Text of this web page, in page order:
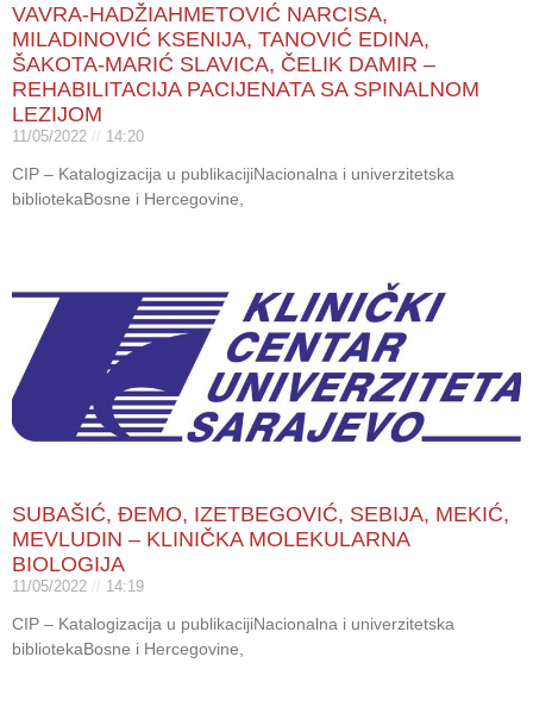
VAVRA-HADŽIAHMETOVIĆ NARCISA,
MILADINOVIĆ KSENIJA, TANOVIĆ EDINA,
ŠAKOTA-MARIĆ SLAVICA, ČELIK DAMIR –
REHABILITACIJA PACIJENATA SA SPINALNOM
LEZIJOM
11/05/2022 14:20
CIP – Katalogizacija u publikacijiNacionalna i univerzitetska
bibliotekaBosne i Hercegovine,
SUBAŠIĆ, ĐEMO, IZETBEGOVIĆ, SEBIJA, MEKIĆ,
MEVLUDIN – KLINIČKA MOLEKULARNA
BIOLOGIJA
11/05/2022 14:19
CIP – Katalogizacija u publikacijiNacionalna i univerzitetska
bibliotekaBosne i Hercegovine,